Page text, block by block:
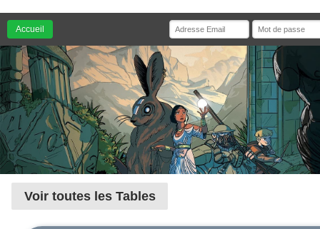
Accueil
Voir toutes les Tables